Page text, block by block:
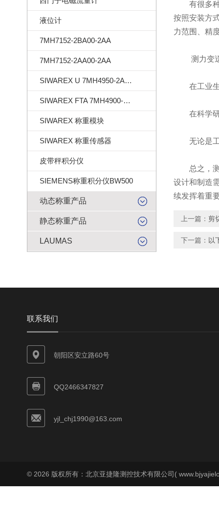
液位计
7MH7152-2BA00-2AA
7MH7152-2AA00-2AA
SIWAREX U 7MH4950-2AA01
SIWAREX FTA 7MH4900-2AA01
SIWAREX 称重模块
SIWAREX 称重传感器
皮带秤积分仪
SIEMENS称重积分仪BW500
动态称重产品
静态称重产品
LAUMAS
有很多种
按照安装方
力范围、精
测力变
在工业生
在科学研
无论是工
总之，测
设计和制造
续发挥着重
上一篇： 剪
下一篇： 以
联系我们
朝阳区安立路60号
QQ2466347827
yjl_chj1990@163.com
© 2026 版权所有：北京亚捷隆测控技术有限公司(